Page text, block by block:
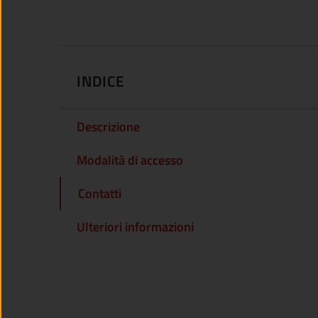
INDICE
Descrizione
Modalità di accesso
Contatti
Ulteriori informazioni